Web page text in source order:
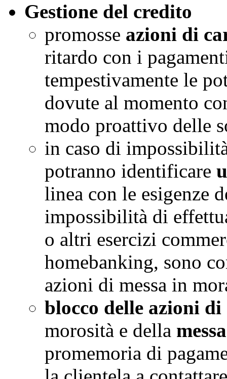
Gestione del credito
promosse azioni di
ritardo con i
tempestivamente le
dovute al momento
modo proattivo delle
in caso di
potranno identificare
linea con le esigenze
impossibilità di
o altri esercizi
homebanking, sono
azioni di messa in
blocco delle azioni di
morosità e della
promemoria di